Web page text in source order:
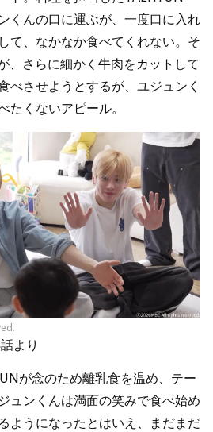
くんの口に運ぶが、一度口に入れ
て、なかなか食べてくれない。そ
、さらに細かく牛肉をカットして
べさせようとするが、ユジュンく
たくないアピール。
より
が念のため離乳食を温め、テー
ュンくんは満面の笑みで食べ始め
ようになったとはいえ、まだまだ